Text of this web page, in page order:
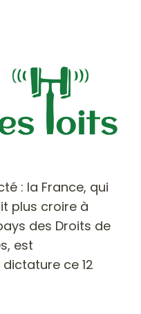
: la France, qui
plus croire à
des Droits de
est
ce 12